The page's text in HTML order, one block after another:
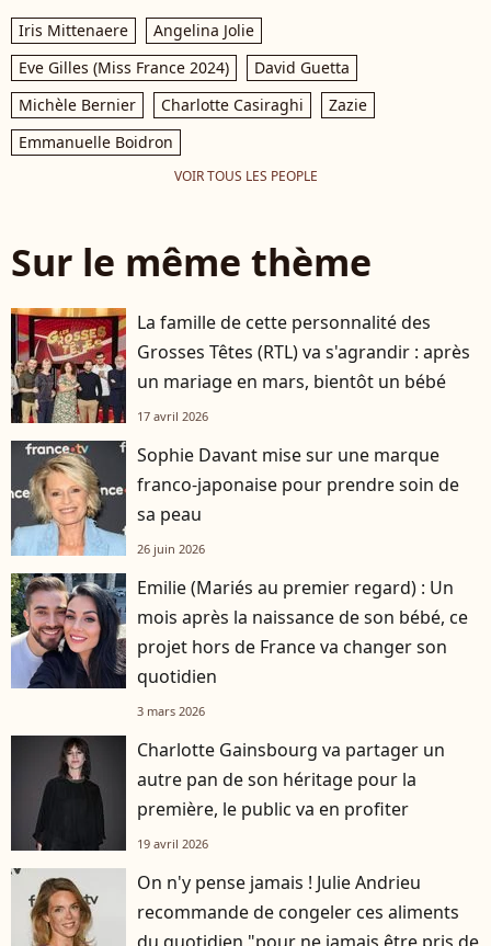
Iris Mittenaere
Angelina Jolie
Eve Gilles (Miss France 2024)
David Guetta
Michèle Bernier
Charlotte Casiraghi
Zazie
Emmanuelle Boidron
VOIR TOUS LES PEOPLE
Sur le même thème
La famille de cette personnalité des
Grosses Têtes (RTL) va s'agrandir : après
un mariage en mars, bientôt un bébé
17 avril 2026
Sophie Davant mise sur une marque
franco-japonaise pour prendre soin de
sa peau
26 juin 2026
Emilie (Mariés au premier regard) : Un
mois après la naissance de son bébé, ce
projet hors de France va changer son
quotidien
3 mars 2026
Charlotte Gainsbourg va partager un
autre pan de son héritage pour la
première, le public va en profiter
19 avril 2026
On n'y pense jamais ! Julie Andrieu
recommande de congeler ces aliments